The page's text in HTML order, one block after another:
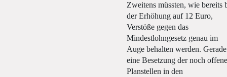
Zweitens müssten, wie bereits
der Erhöhung auf 12 Euro,
Verstöße gegen das
Mindestlohngesetz genau im
Auge behalten werden. Gerade
eine Besetzung der noch
Planstellen in den